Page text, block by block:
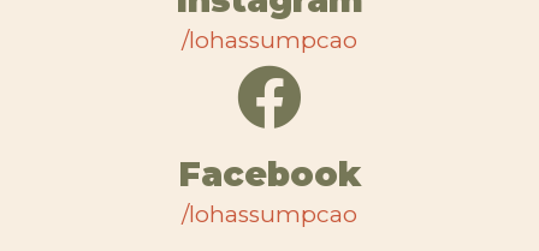
/lohassumpcao
Facebook
/lohassumpcao